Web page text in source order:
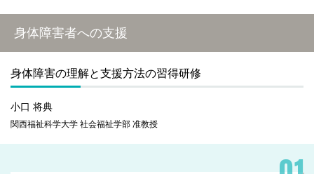
身体障害者への支援
身体障害の理解と支援方法の習得研修
小口 将典
関西福祉科学大学 社会福祉学部 准教授